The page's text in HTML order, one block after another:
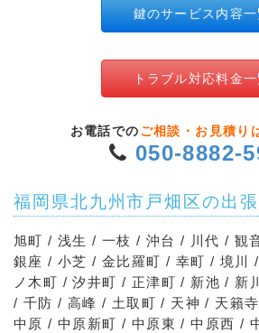
鍵のサービス内容一
トラブル対応料金一
お電話での ご相談・お見積り
050-8882-
福岡県北九州市戸畑区の出
旭町 / 浅生 / 一枝 / 沖台 / 川代 / 観
銀座 / 小芝 / 金比羅町 / 幸町 / 境川
ノ木町 / 汐井町 / 正津町 / 新池 / 新
/ 千防 / 高峰 / 土取町 / 天神 / 天籟
中原 / 中原新町 / 中原東 / 中原西 /